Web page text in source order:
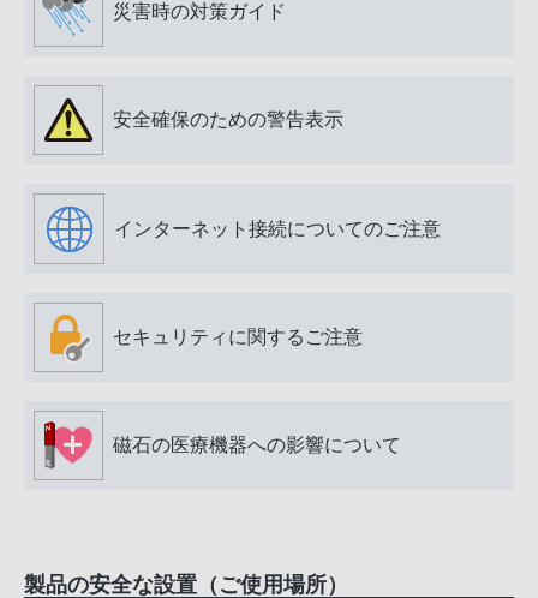
災害時の対策ガイド
安全確保のための警告表示
インターネット接続についてのご注意
セキュリティに関するご注意
磁石の医療機器への影響について
製品の安全な設置（ご使用場所）